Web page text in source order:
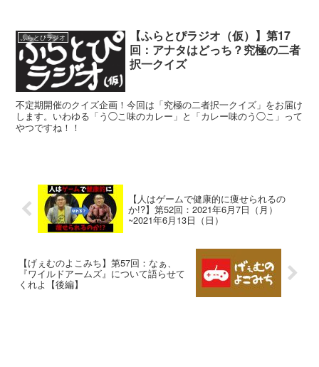
ふらとぴラジオ
【ふらとぴラジオ（仮）】第17
回：アナタはどっち？究極の二者
択一クイズ
不定期開催のクイズ企画！今回は「究極の二者択一クイズ」をお届け
します。いわゆる「う◯こ味のカレー」と「カレー味のう◯こ」って
やつですね！！
【人はゲームで健康的に痩せられるの
か!?】第52回：2021年6月7日（月）
~2021年6月13日（日）
【げぇむのよこみち】第57回：なぁ、
『ワイルドアームズ』について語らせて
くれよ【後編】